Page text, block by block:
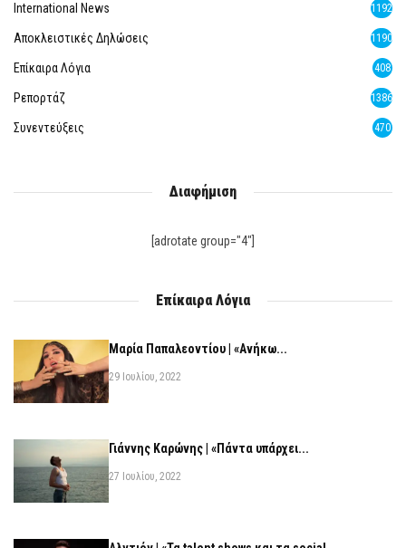
International News 1192
Αποκλειστικές Δηλώσεις 1190
Επίκαιρα Λόγια 408
Ρεπορτάζ 1386
Συνεντεύξεις 470
Διαφήμιση
[adrotate group="4"]
Επίκαιρα Λόγια
Μαρία Παπαλεοντίου | «Ανήκω...
29 Ιουλίου, 2022
Γιάννης Καρώνης | «Πάντα υπάρχει...
27 Ιουλίου, 2022